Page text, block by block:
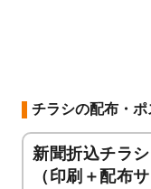
チラシの配布・
新聞折込チラシ
（印刷＋配布